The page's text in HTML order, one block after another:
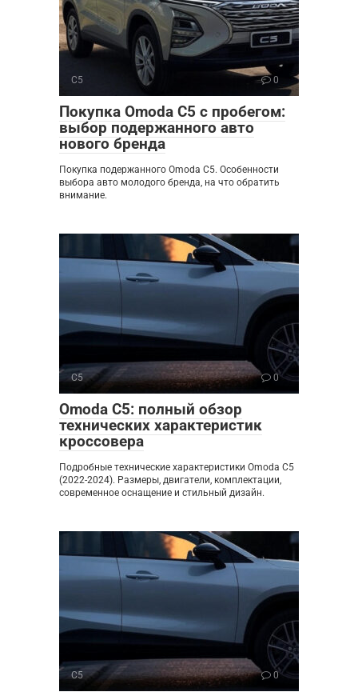
C5 0
Покупка Omoda C5 с пробегом:
выбор подержанного авто
нового бренда
Покупка подержанного Omoda C5. Особенности
выбора авто молодого бренда, на что обратить
внимание.
C5 0
Omoda C5: полный обзор
технических характеристик
кроссовера
Подробные технические характеристики Omoda C5
(2022-2024). Размеры, двигатели, комплектации,
современное оснащение и стильный дизайн.
C5 0